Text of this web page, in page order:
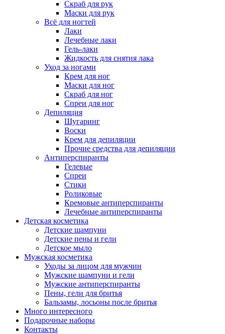
Скраб для рук
Маски для рук
Всё для ногтей
Лаки
Лечебные лаки
Гель-лаки
Жидкость для снятия лака
Уход за ногами
Крем для ног
Маски для ног
Скраб для ног
Спреи для ног
Депиляция
Шугаринг
Воски
Крем для депиляции
Прочие средства для депиляции
Антиперспиранты
Гелевые
Спреи
Стики
Роликовые
Кремовые антиперспиранты
Лечебные антиперспиранты
Детская косметика
Детские шампуни
Детские пены и гели
Детское мыло
Мужская косметика
Уходы за лицом для мужчин
Мужские шампуни и гели
Мужские антиперспиранты
Пены, гели для бритья
Бальзамы, лосьоны после бритья
Много интересного
Подарочные наборы
Контакты